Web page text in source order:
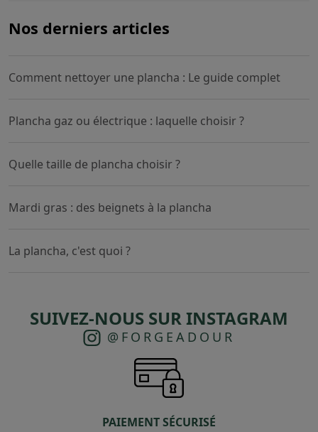
Nos derniers articles
Comment nettoyer une plancha : Le guide complet
Plancha gaz ou électrique : laquelle choisir ?
Quelle taille de plancha choisir ?
Mardi gras : des beignets à la plancha
La plancha, c'est quoi ?
SUIVEZ-NOUS SUR INSTAGRAM
@FORGEADOUR
PAIEMENT SÉCURISÉ